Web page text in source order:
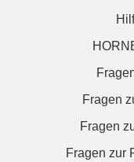
Fragen
Fragen
Fragen zur